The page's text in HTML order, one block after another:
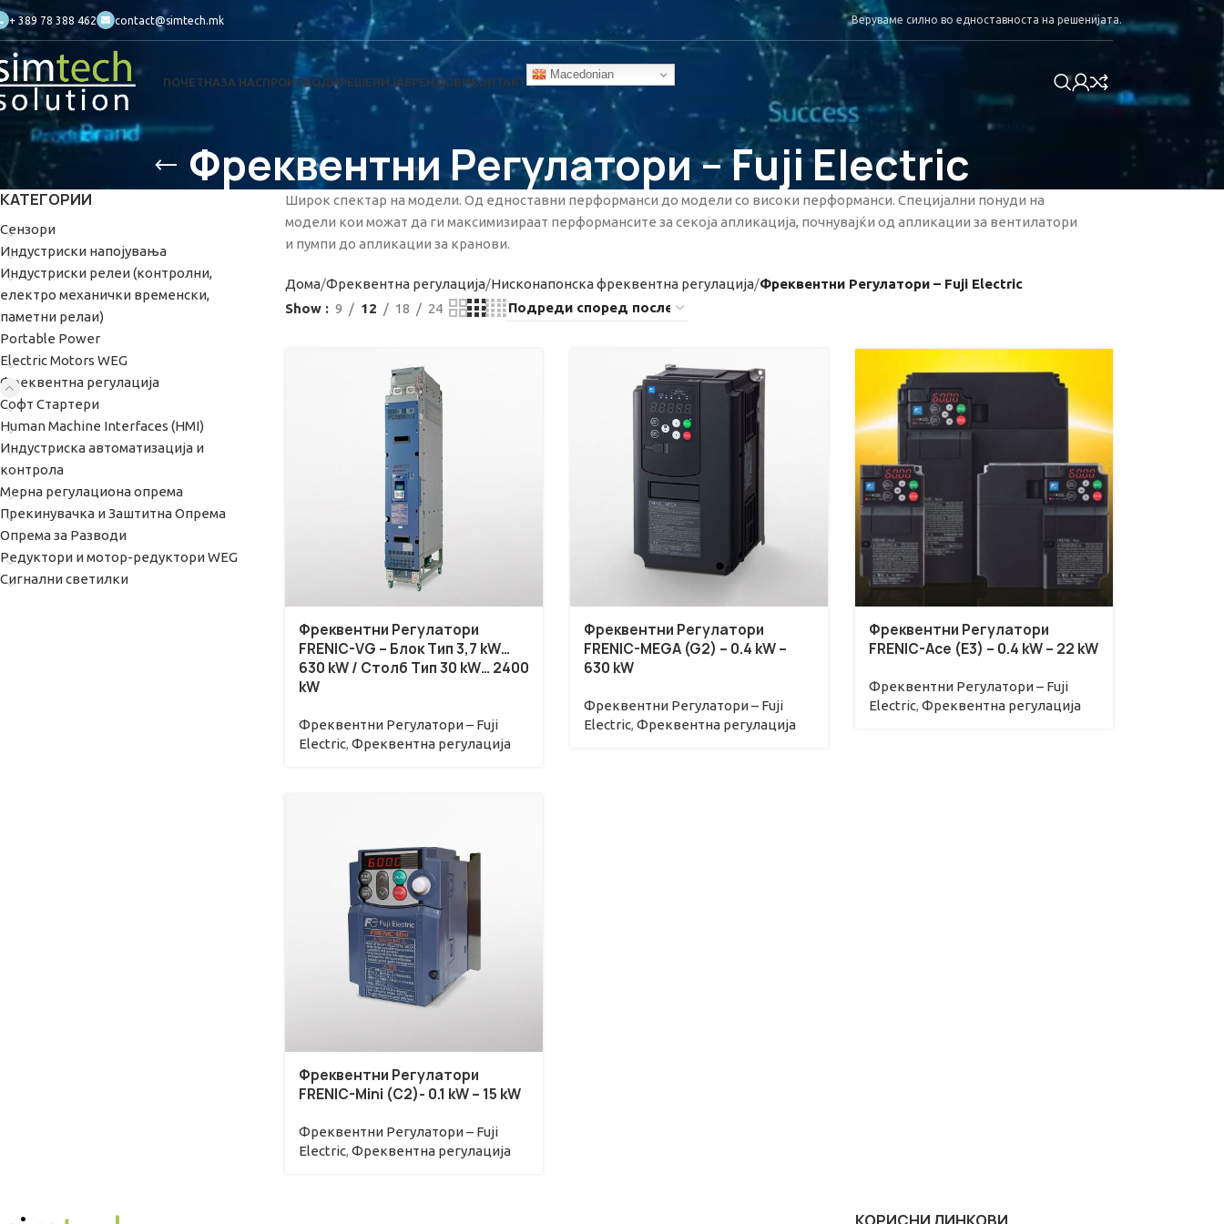
+ 389 78 388 462 contact@simtech.mk Веруваме силно во едноставноста на решенијата.
ПОЧЕТНАЗА НАСПРОИЗВОДИРЕШЕНИЈАБРЕНДОВИКОНТАКТ
Macedonian
Фреквентни Регулатори – Fuji Electric
КАТЕГОРИИ
Сензори
Индустриски напојувања
Индустриски релеи (контролни,
електро механички временски,
паметни релаи)
Portable Power
Electric Motors WEG
Фреквентна регулациjа
Софт Стартери
Human Machine Interfaces (HMI)
Индустриска автоматизација и
контрола
Мерна регулациона опрема
Прекинувачкa и Заштитна Опрема
Опрема за Разводи
Редуктори и мотор-редуктори WEG
Сигнални светилки
Широк спектар на модели. Од едноставни перформанси до модели со високи перформанси. Специјални понуди на
модели кои можат да ги максимизираат перформансите за секоја апликација, почнувајќи од апликации за вентилатори
и пумпи до апликации за кранови.
Дома Фреквентна регулациjа Нисконапонска фреквентна регулација Фреквентни Регулатори – Fuji Electric
Show
9 12 18 24
Фреквентни Регулатори
FRENIC-VG – Блок Тип 3,7 kW…
630 kW / Столб Тип 30 kW… 2400
kW
Фреквентни Регулатори – Fuji
Electric, Фреквентна регулациjа
Фреквентни Регулатори
FRENIC-MEGA (G2) – 0.4 kW –
630 kW
Фреквентни Регулатори – Fuji
Electric, Фреквентна регулациjа
Фреквентни Регулатори
FRENIC-Ace (E3) – 0.4 kW – 22 kW
Фреквентни Регулатори – Fuji
Electric, Фреквентна регулациjа
Фреквентни Регулатори
FRENIC-Mini (C2)- 0.1 kW – 15 kW
Фреквентни Регулатори – Fuji
Electric, Фреквентна регулациjа